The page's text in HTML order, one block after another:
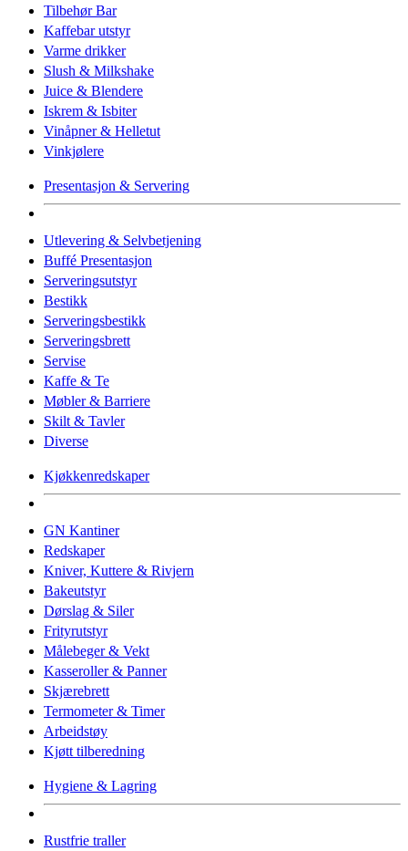
Tilbehør Bar
Kaffebar utstyr
Varme drikker
Slush & Milkshake
Juice & Blendere
Iskrem & Isbiter
Vinåpner & Helletut
Vinkjølere
Presentasjon & Servering
Utlevering & Selvbetjening
Buffé Presentasjon
Serveringsutstyr
Bestikk
Serveringsbestikk
Serveringsbrett
Servise
Kaffe & Te
Møbler & Barriere
Skilt & Tavler
Diverse
Kjøkkenredskaper
GN Kantiner
Redskaper
Kniver, Kuttere & Rivjern
Bakeutstyr
Dørslag & Siler
Frityrutstyr
Målebeger & Vekt
Kasseroller & Panner
Skjærebrett
Termometer & Timer
Arbeidstøy
Kjøtt tilberedning
Hygiene & Lagring
Rustfrie traller